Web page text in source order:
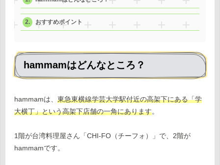
おすすめポイント
hammamはどんなところ？
hammamは、 東急東横線学芸大学駅付近の高架下にある「学
大横丁」という高架下店舗の一角にあります。
1階が台湾料理屋さん「CHI-FO（チーフォ）」で、2階が
hammamです。